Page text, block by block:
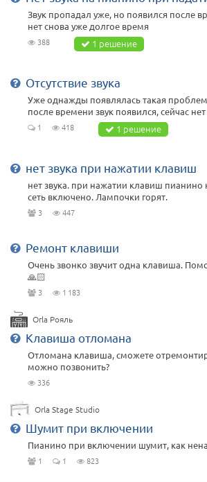
Звук пропадал уже, но появился после
нет снова уже долгое время
388 1 решение
Отсутствие звука
Уже однажды появлялась такая
после времени звук появился, сейчас нет
1 418 1 решение
нет звука при нажатии клавиш
нет звука. при нажатии клавиш пианино
сеть включено. Лампочки горят.
3 447
Ремонт клавиши
Очень звонко звучит одна клавиша.
🙏🏻
3 1 183
Orla Рояль
Клавиша отломана
Отломана клавиша, сможете
можно позвонить?
336
Orla Stage Studio
Шумит при включении
Пианино при включении шумит, как
1 1 823